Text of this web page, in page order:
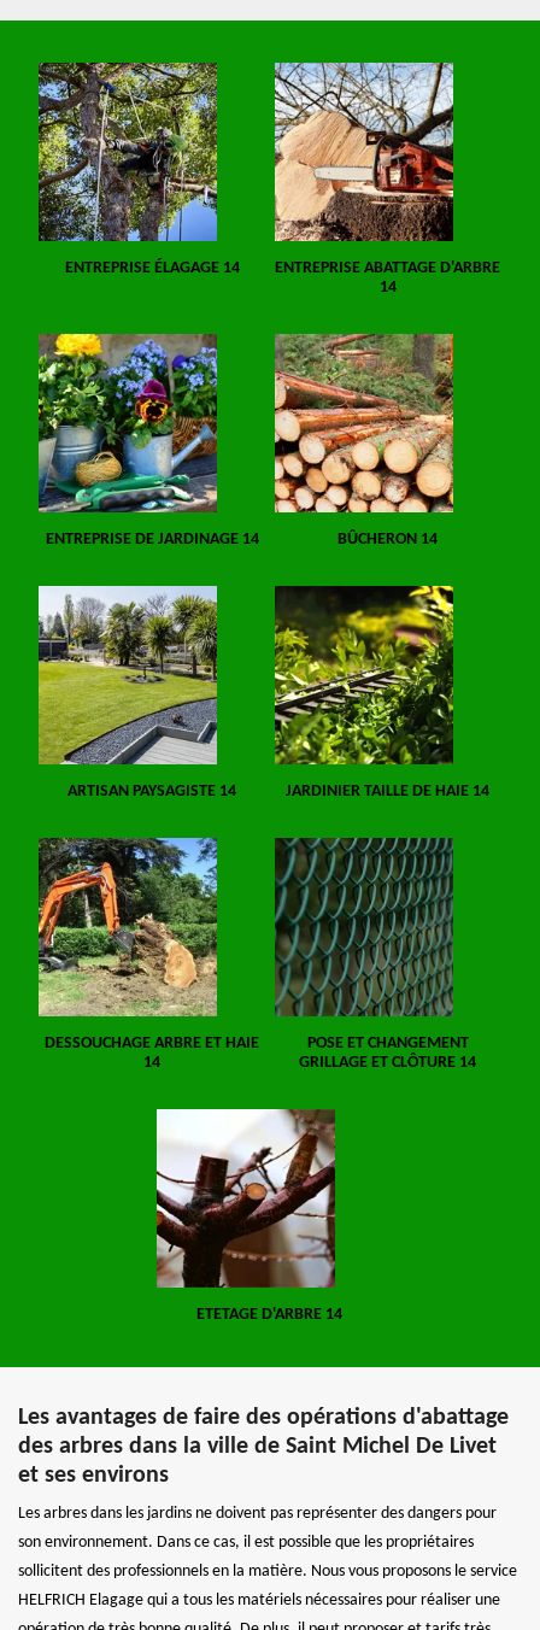
ENTREPRISE ÉLAGAGE 14
ENTREPRISE ABATTAGE D'ARBRE
14
ENTREPRISE DE JARDINAGE 14 BÛCHERON 14
ARTISAN PAYSAGISTE 14 JARDINIER TAILLE DE HAIE 14
DESSOUCHAGE ARBRE ET HAIE
14
POSE ET CHANGEMENT
GRILLAGE ET CLÔTURE 14
ETETAGE D'ARBRE 14
Les avantages de faire des opérations d'abattage
des arbres dans la ville de Saint Michel De Livet
et ses environs
Les arbres dans les jardins ne doivent pas représenter des dangers pour
son environnement. Dans ce cas, il est possible que les propriétaires
sollicitent des professionnels en la matière. Nous vous proposons le service
HELFRICH Elagage qui a tous les matériels nécessaires pour réaliser une